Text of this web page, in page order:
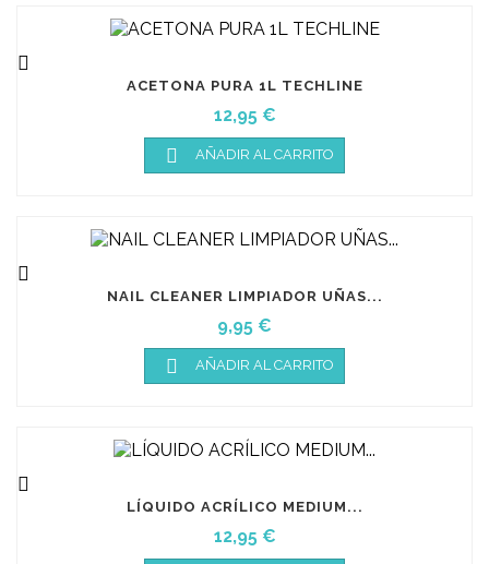

ACETONA PURA 1L TECHLINE
Precio
12,95 €
 AÑADIR AL CARRITO

NAIL CLEANER LIMPIADOR UÑAS...
Precio
9,95 €
 AÑADIR AL CARRITO

LÍQUIDO ACRÍLICO MEDIUM...
Precio
12,95 €